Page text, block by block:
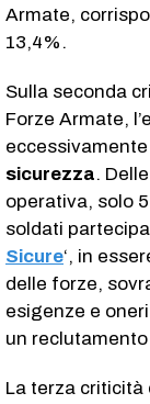
Armate,
13,4%.
Sulla seconda
Forze Armate,
sicurezza.
operativa, solo
soldati
Sicure‘, in
delle forze,
esigenze e
un
La terza criticità